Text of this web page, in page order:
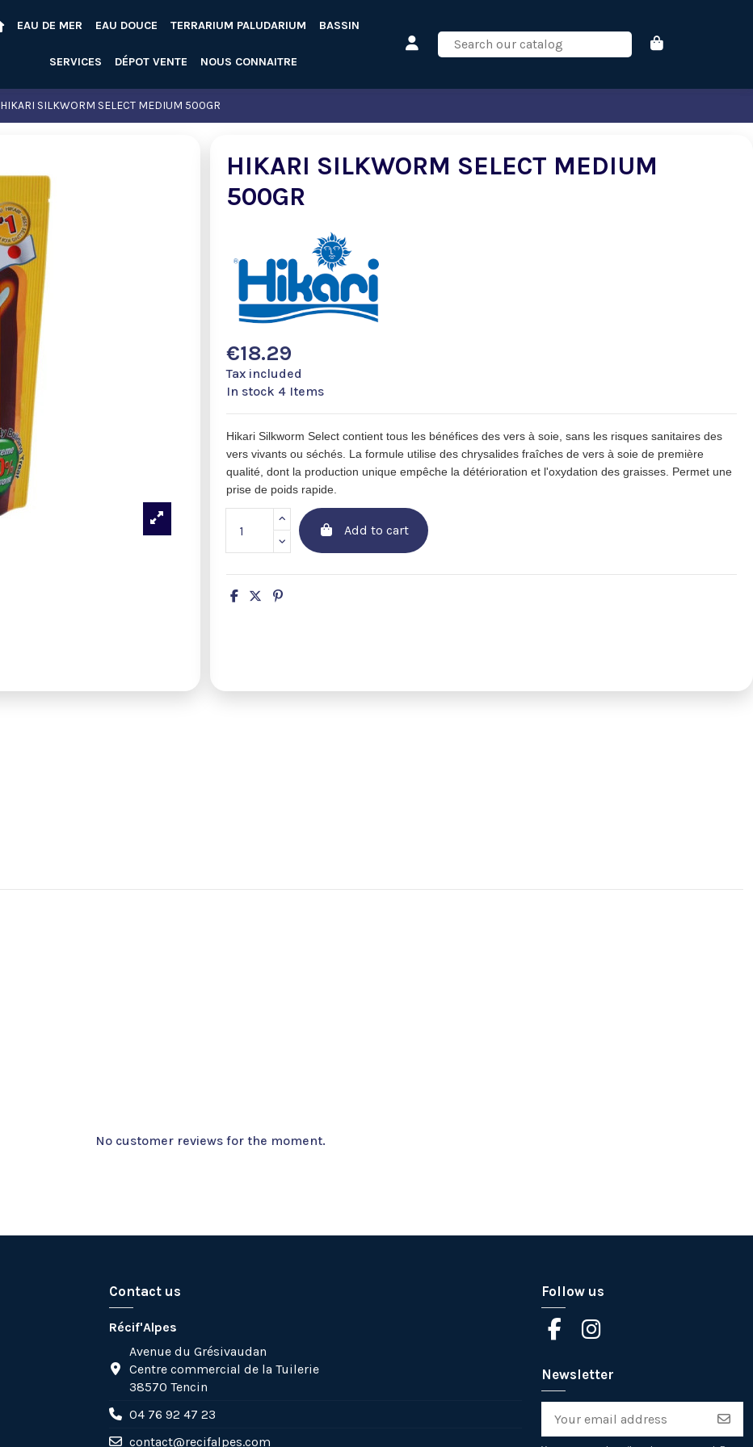
EAU DE MER EAU DOUCE TERRARIUM PALUDARIUM BASSIN
SERVICES DÉPOT VENTE NOUS CONNAITRE
HIKARI SILKWORM SELECT MEDIUM 500GR
HIKARI SILKWORM SELECT MEDIUM
500GR
€18.29
Tax included
In stock 4 Items
Hikari Silkworm Select contient tous les bénéfices des vers à soie, sans les risques sanitaires des
vers vivants ou séchés. La formule utilise des chrysalides fraîches de vers à soie de première
qualité, dont la production unique empêche la détérioration et l'oxydation des graisses. Permet une
prise de poids rapide.
Add to cart
No customer reviews for the moment.
Contact us
Récif'Alpes
Avenue du Grésivaudan
Centre commercial de la Tuilerie
38570 Tencin
04 76 92 47 23
contact@recifalpes.com
Follow us
Newsletter